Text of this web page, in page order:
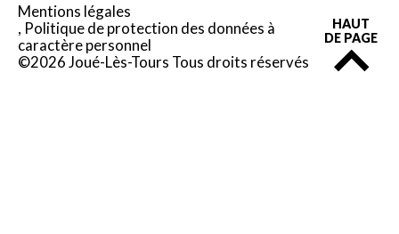
Mentions légales
Politique de protection des données à
caractère personnel
©2026 Joué-Lès-Tours Tous droits réservés
HAUT
DE PAGE